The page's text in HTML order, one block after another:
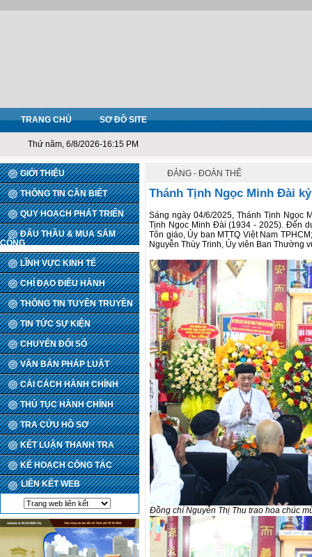
TRANG CHỦ SƠ ĐỒ SITE
Thứ năm, 6/8/2026-16:15 PM
GIỚI THIỆU
THÔNG TIN CẦN BIẾT
QUY HOẠCH PHÁT TRIỂN
ĐẤU THẦU & MUA SẮM
CÔNG
LĨNH VỰC KINH TẾ
CHỈ ĐẠO ĐIỀU HÀNH
THÔNG TIN TUYÊN TRUYỀN
TIN TỨC SỰ KIỆN
CHUYỂN ĐỔI SỐ
VĂN BẢN PHÁP LUẬT
CẢI CÁCH HÀNH CHÍNH
THỦ TỤC HÀNH CHÍNH
TRA CỨU HỒ SƠ
KẾT LUẬN THANH TRA
KẾ HOẠCH CÔNG TÁC
LIÊN KẾT WEB
ĐẢNG - ĐOÀN THỂ
Thánh Tịnh Ngọc Minh Đài
Sáng ngày 04/6/2025, Thánh Tịnh Ngọc
Tịnh Ngọc Minh Đài (1934 - 2025). Đến
Tôn giáo, Ủy ban MTTQ Việt Nam
Nguyễn Thùy Trinh, Ủy viên Ban Thường
Đồng chí Nguyễn Thị Thu trao hoa chúc